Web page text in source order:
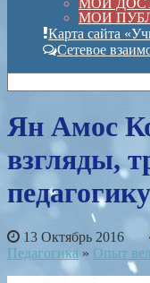
МОИ
МОИ
Карта сайта
Сетевое
Ян Амос
взгляды,
педагогику
13 Октябрь 2016
Педагогика » Опыт